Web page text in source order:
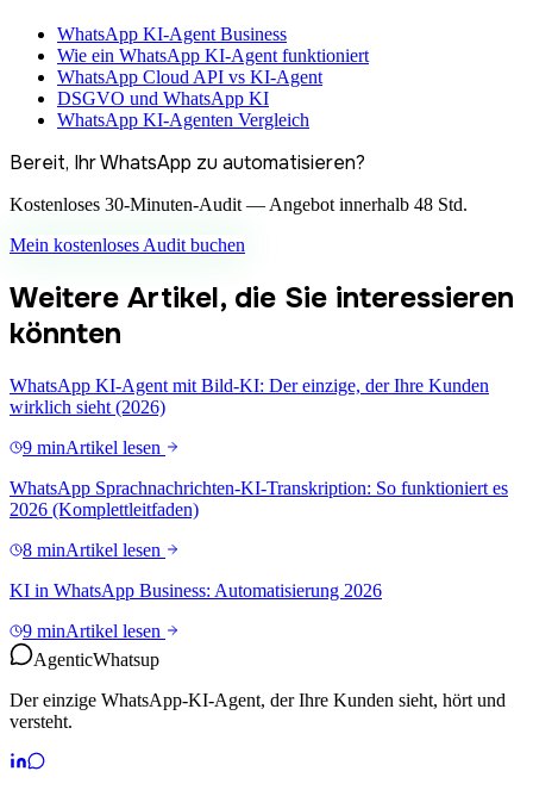
WhatsApp KI-Agent Business
Wie ein WhatsApp KI-Agent funktioniert
WhatsApp Cloud API vs KI-Agent
DSGVO und WhatsApp KI
WhatsApp KI-Agenten Vergleich
Bereit, Ihr WhatsApp zu automatisieren?
Kostenloses 30-Minuten-Audit — Angebot innerhalb 48 Std.
Mein kostenloses Audit buchen
Weitere Artikel, die Sie interessieren
könnten
WhatsApp KI-Agent mit Bild-KI: Der einzige, der Ihre Kunden
wirklich sieht (2026)
9 minArtikel lesen
WhatsApp Sprachnachrichten-KI-Transkription: So funktioniert es
2026 (Komplettleitfaden)
8 minArtikel lesen
KI in WhatsApp Business: Automatisierung 2026
9 minArtikel lesen
AgenticWhatsup
Der einzige WhatsApp-KI-Agent, der Ihre Kunden sieht, hört und
versteht.